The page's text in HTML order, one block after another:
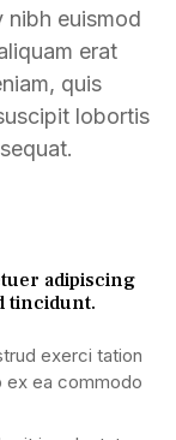
nibh euismod
erat
quis
lobortis
adipiscing
tincidunt.
exerci tation
ex ea commodo